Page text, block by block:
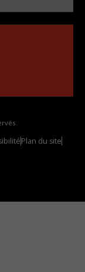
Plan du site